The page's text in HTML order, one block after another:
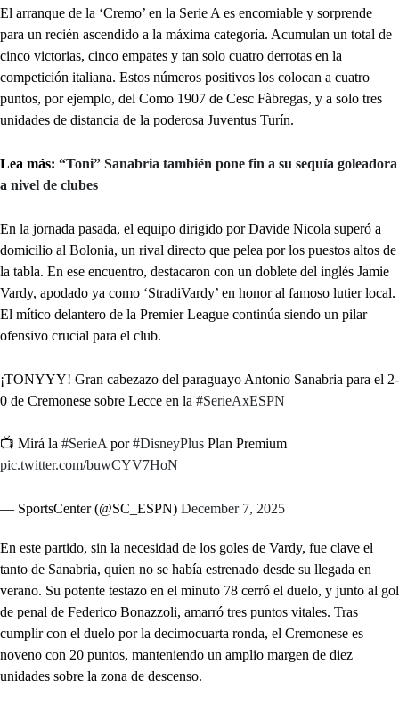
El arranque de la ‘Cremo’ en la Serie A es encomiable y sorprende
para un recién ascendido a la máxima categoría. Acumulan un total de
cinco victorias, cinco empates y tan solo cuatro derrotas en la
competición italiana. Estos números positivos los colocan a cuatro
puntos, por ejemplo, del Como 1907 de Cesc Fàbregas, y a solo tres
unidades de distancia de la poderosa Juventus Turín.
Lea más: “Toni” Sanabria también pone fin a su sequía goleadora
a nivel de clubes
En la jornada pasada, el equipo dirigido por Davide Nicola superó a
domicilio al Bolonia, un rival directo que pelea por los puestos altos de
la tabla. En ese encuentro, destacaron con un doblete del inglés Jamie
Vardy, apodado ya como ‘StradiVardy’ en honor al famoso lutier local.
El mítico delantero de la Premier League continúa siendo un pilar
ofensivo crucial para el club.
¡TONYYY! Gran cabezazo del paraguayo Antonio Sanabria para el 2-
0 de Cremonese sobre Lecce en la #SerieAxESPN
📺 Mirá la #SerieA por#DisneyPlus Plan Premium
pic.twitter.com/buwCYV7HoN
— SportsCenter (@SC_ESPN) December 7, 2025
En este partido, sin la necesidad de los goles de Vardy, fue clave el
tanto de Sanabria, quien no se había estrenado desde su llegada en
verano. Su potente testazo en el minuto 78 cerró el duelo, y junto al gol
de penal de Federico Bonazzoli, amarró tres puntos vitales. Tras
cumplir con el duelo por la decimocuarta ronda, el Cremonese es
noveno con 20 puntos, manteniendo un amplio margen de diez
unidades sobre la zona de descenso.